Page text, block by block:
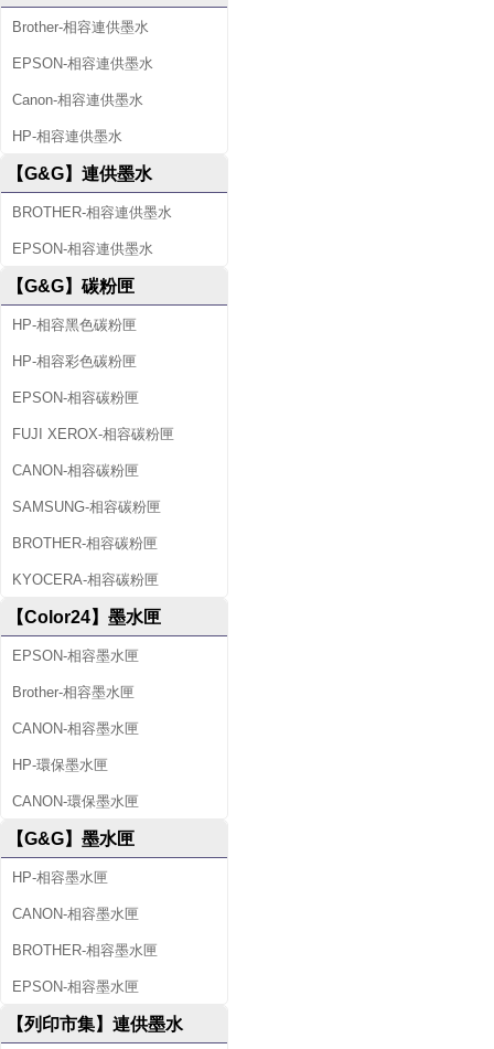
Brother-相容連供墨水
EPSON-相容連供墨水
Canon-相容連供墨水
HP-相容連供墨水
【G&G】連供墨水
BROTHER-相容連供墨水
EPSON-相容連供墨水
【G&G】碳粉匣
HP-相容黑色碳粉匣
HP-相容彩色碳粉匣
EPSON-相容碳粉匣
FUJI XEROX-相容碳粉匣
CANON-相容碳粉匣
SAMSUNG-相容碳粉匣
BROTHER-相容碳粉匣
KYOCERA-相容碳粉匣
【Color24】墨水匣
EPSON-相容墨水匣
Brother-相容墨水匣
CANON-相容墨水匣
HP-環保墨水匣
CANON-環保墨水匣
【G&G】墨水匣
HP-相容墨水匣
CANON-相容墨水匣
BROTHER-相容墨水匣
EPSON-相容墨水匣
【列印市集】連供墨水